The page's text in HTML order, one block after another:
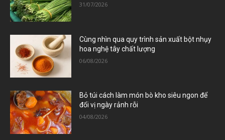
31/07/2026
Cùng nhìn qua quy trình sản xuất bột nhụy
hoa nghệ tây chất lượng
06/08/2026
Bỏ túi cách làm món bò kho siêu ngon để
đổi vị ngày rảnh rỗi
04/08/2026